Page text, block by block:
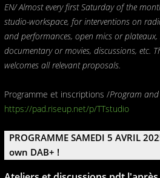
EN/ Almost every first Saturday of the
studio-workspace, for interventions on
and performances, open mics or
documentary or movies, discussions, etc.
welcomes all relevant proposals.
Programme et inscriptions /Program
https://pad.riseup.net/p/TTstudio
PROGRAMME SAMEDI 5 AVRIL
own DAB+ !